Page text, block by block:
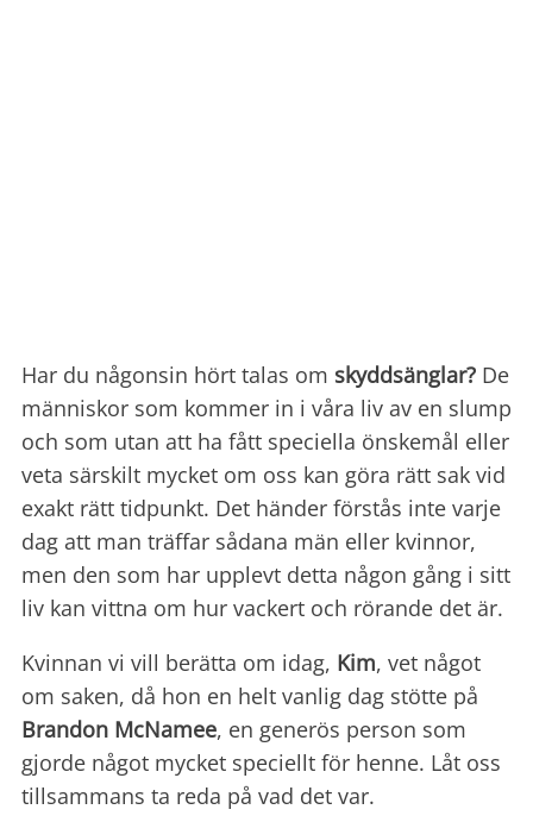
Har du någonsin hört talas om skyddsänglar? De
människor som kommer in i våra liv av en slump
och som utan att ha fått speciella önskemål eller
veta särskilt mycket om oss kan göra rätt sak vid
exakt rätt tidpunkt. Det händer förstås inte varje
dag att man träffar sådana män eller kvinnor,
men den som har upplevt detta någon gång i sitt
liv kan vittna om hur vackert och rörande det är.
Kvinnan vi vill berätta om idag, Kim, vet något
om saken, då hon en helt vanlig dag stötte på
Brandon McNamee, en generös person som
gjorde något mycket speciellt för henne. Låt oss
tillsammans ta reda på vad det var.